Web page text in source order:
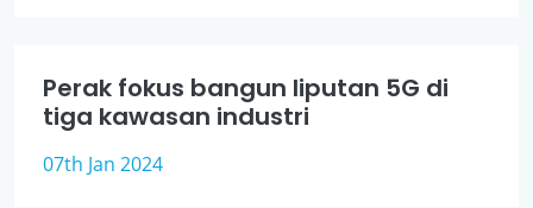
Perak fokus bangun liputan 5G di
tiga kawasan industri
07th Jan 2024